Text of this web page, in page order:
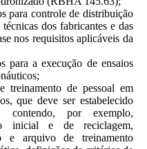
para controle de distribuição
dos fabricantes e das
nos requisitos aplicáveis da
para a execução de ensaios
treinamento de pessoal em
que deve ser estabelecido
por exemplo,
inicial e de reciclagem,
e arquivo de treinamento